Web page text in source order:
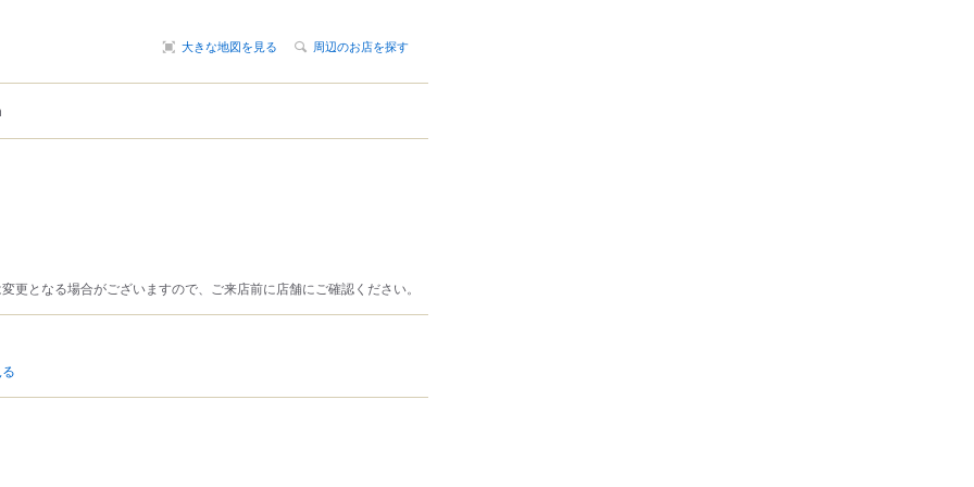
大きな地図を見る 周辺のお店を探す
更となる場合がございますので、ご来店前に店舗にご確認ください。